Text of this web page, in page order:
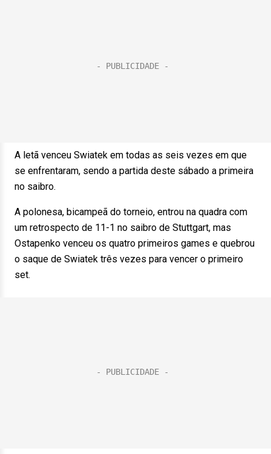
A letã venceu Swiatek em todas as seis vezes em que
se enfrentaram, sendo a partida deste sábado a primeira
no saibro.
A polonesa, bicampeã do torneio, entrou na quadra com
um retrospecto de 11-1 no saibro de Stuttgart, mas
Ostapenko venceu os quatro primeiros games e quebrou
o saque de Swiatek três vezes para vencer o primeiro
set.